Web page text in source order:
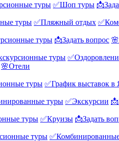
туры ✅Шоп туры
туры ✅Пляжный отдых
туры 📩Задать вопрос
туры
🌸Отели
туры ✅График выставок в
туры ✅Экскурсии
туры ✅Круизы 📩Задать
туры